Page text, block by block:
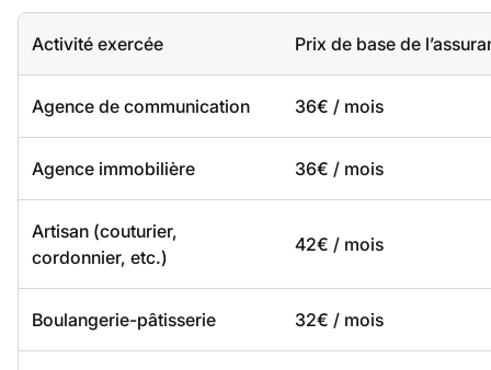
Activité exercée Prix de base de
Agence de communication 36€ / mois
Agence immobilière 36€ / mois
Artisan (couturier,
cordonnier, etc.)
42€ / mois
Boulangerie-pâtisserie 32€ / mois